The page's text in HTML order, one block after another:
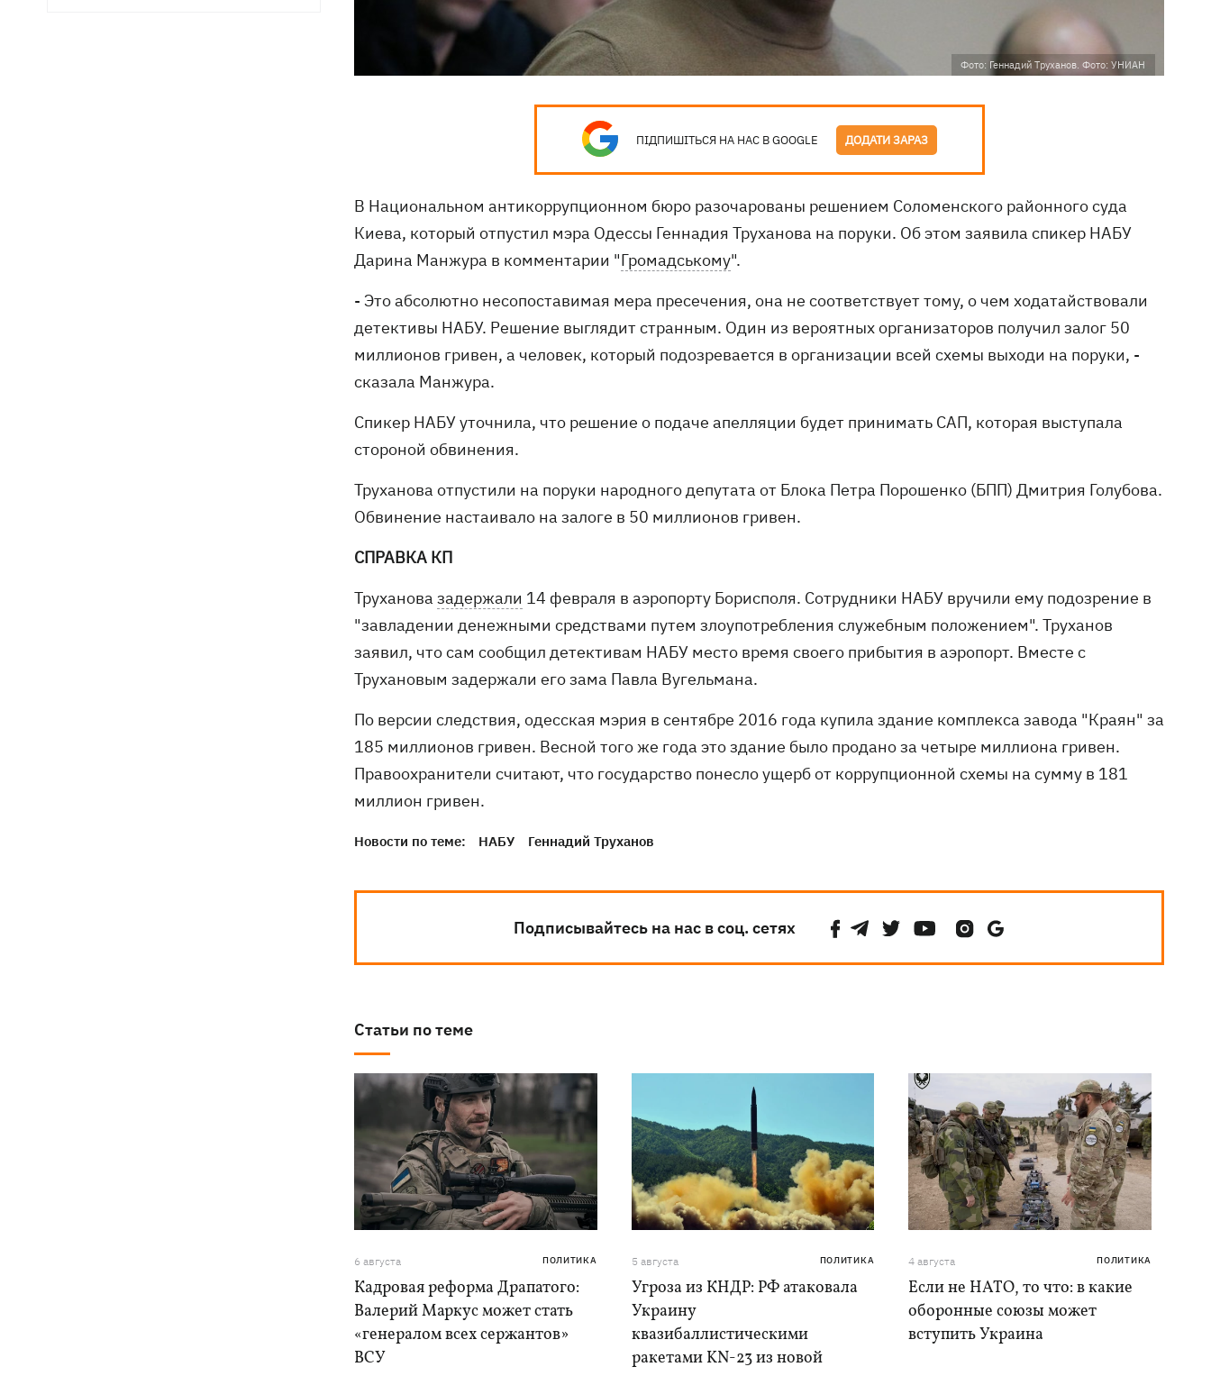
Фото: Геннадий Труханов. Фото: УНИАН
ПІДПИШІТЬСЯ НА НАС В GOOGLE ДОДАТИ ЗАРАЗ
В Национальном антикоррупционном бюро разочарованы решением Соломенского районного суда
Киева, который отпустил мэра Одессы Геннадия Труханова на поруки. Об этом заявила спикер НАБУ
Дарина Манжура в комментарии "Громадському".
- Это абсолютно несопоставимая мера пресечения, она не соответствует тому, о чем ходатайствовали
детективы НАБУ. Решение выглядит странным. Один из вероятных организаторов получил залог 50
миллионов гривен, а человек, который подозревается в организации всей схемы выходи на поруки, -
сказала Манжура.
Спикер НАБУ уточнила, что решение о подаче апелляции будет принимать САП, которая выступала
стороной обвинения.
Труханова отпустили на поруки народного депутата от Блока Петра Порошенко (БПП) Дмитрия Голубова.
Обвинение настаивало на залоге в 50 миллионов гривен.
СПРАВКА КП
Труханова задержали 14 февраля в аэропорту Борисполя. Сотрудники НАБУ вручили ему подозрение в
"завладении денежными средствами путем злоупотребления служебным положением". Труханов
заявил, что сам сообщил детективам НАБУ место время своего прибытия в аэропорт. Вместе с
Трухановым задержали его зама Павла Вугельмана.
По версии следствия, одесская мэрия в сентябре 2016 года купила здание комплекса завода "Краян" за
185 миллионов гривен. Весной того же года это здание было продано за четыре миллиона гривен.
Правоохранители считают, что государство понесло ущерб от коррупционной схемы на сумму в 181
миллион гривен.
Новости по теме: НАБУ Геннадий Труханов
Подписывайтесь на нас в соц. сетях
Статьи по теме
6 августа ПОЛИТИКА
Кадровая реформа Драпатого:
Валерий Маркус может стать
«генералом всех сержантов»
ВСУ
5 августа ПОЛИТИКА
Угроза из КНДР: РФ атаковала
Украину
квазибаллистическими
ракетами KN-23 из новой
4 августа ПОЛИТИКА
Если не НАТО, то что: в какие
оборонные союзы может
вступить Украина